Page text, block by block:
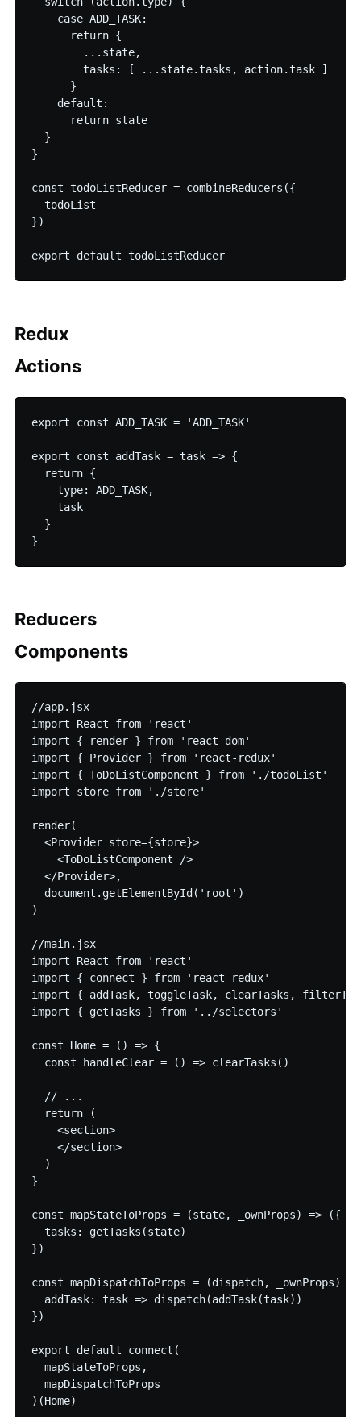
    case ADD_TASK:
      return {
        ...state,
        tasks: [ ...state.tasks, action.task ]
      }
    default:
      return state
  }
}
const todoListReducer = combineReducers({
  todoList
})
export default todoListReducer
Redux
Actions
export const ADD_TASK = 'ADD_TASK'
export const addTask = task => {
  return {
    type: ADD_TASK,
    task
  }
Reducers
Components
//app.jsx
import React from 'react'
import { render } from 'react-dom'
import { Provider } from 'react-redux'
import { ToDoListComponent } from './todoList'
import store from './store'
render(
  <Provider store={store}>
    <ToDoListComponent />
  </Provider>,
  document.getElementById('root')
)
//main.jsx
import React from 'react'
import { connect } from 'react-redux'
import { addTask, toggleTask, clearTasks,
import { getTasks } from '../selectors'
const Home = () => {
  const handleClear = () => clearTasks()
  // ...
  return (
    <section>
    </section>
  )
}
const mapStateToProps = (state, _ownProps) => ({
  tasks: getTasks(state)
})
const mapDispatchToProps = (dispatch, _ownProps)
  addTask: task => dispatch(addTask(task))
})
export default connect(
  mapStateToProps,
  mapDispatchToProps